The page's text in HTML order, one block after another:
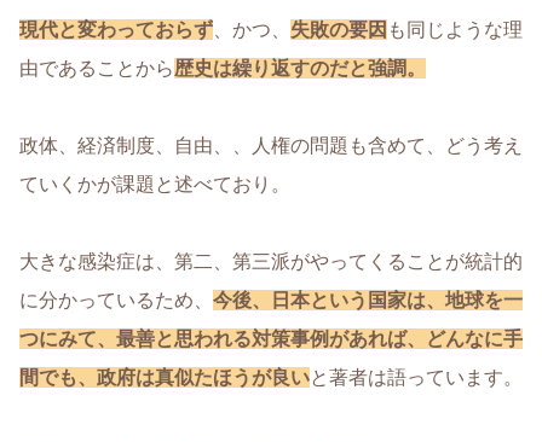
現代と変わっておらず 、かつ、 失敗の要因 も同じような理
由であることから歴史は繰り返すのだと強調。
政体、経済制度、自由、、人権の問題も含めて、どう考え
ていくかが課題と述べており。
大きな感染症は、第二、第三派がやってくることが統計的
に分かっているため、 今後、日本という国家は、地球を一
つにみて、最善と思われる対策事例があれば、どんなに手
間でも、政府は真似たほうが良いと著者は語っています。